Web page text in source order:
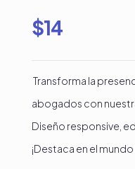
$14
Transforma la
abogados con
Diseño responsive,
¡Destaca en el